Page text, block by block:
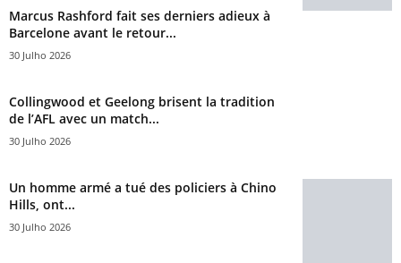
Marcus Rashford fait ses derniers adieux à
Barcelone avant le retour...
30 Julho 2026
Collingwood et Geelong brisent la tradition
de l’AFL avec un match...
30 Julho 2026
Un homme armé a tué des policiers à Chino
Hills, ont...
30 Julho 2026